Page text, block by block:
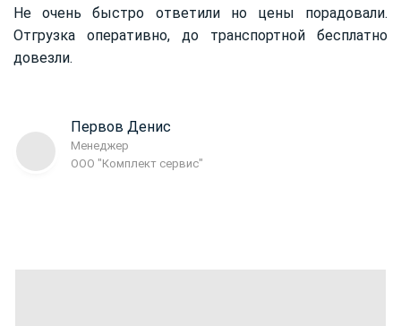
Не очень быстро ответили но цены порадовали.
Отгрузка оперативно, до транспортной бесплатно
довезли.
Первов Денис
Менеджер
ООО "Комплект сервис"